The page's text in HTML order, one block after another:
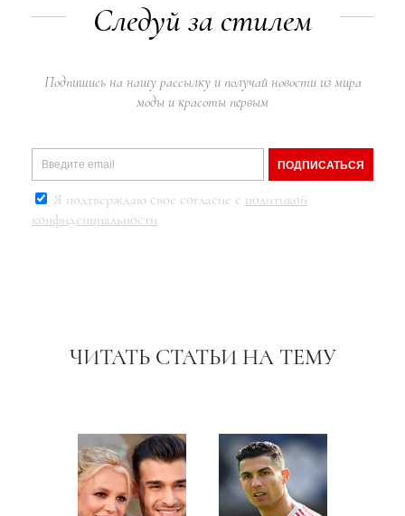
Следуй за стилем
Подпишись на нашу рассылку и получай новости из мира
моды и красоты первым
ПОДПИСАТЬСЯ
Я подтверждаю свое согласие с политикой
конфиденциальности
ЧИТАТЬ СТАТЬИ НА ТЕМУ